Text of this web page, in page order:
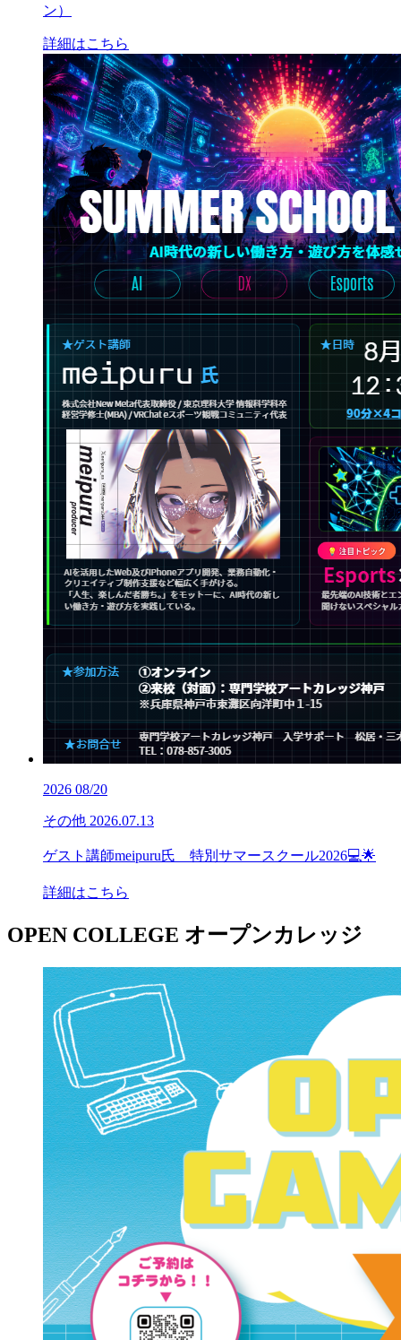
ン）
詳細はこちら
2026 08/20
その他 2026.07.13
ゲスト講師meipuru氏 特別サマースクール2026💻🌟
詳細はこちら
OPEN COLLEGE オープンカレッジ